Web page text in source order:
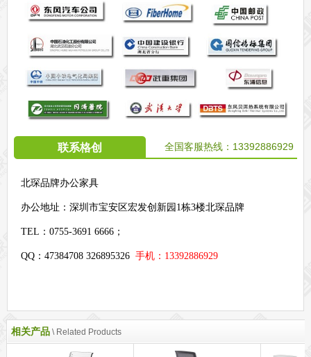
联系格创 全国客服热线： 13392886929
北琛品牌办公家具
办公地址： 深圳市宝安区宏发创新园1栋3楼北琛品牌
TEL：0755-3691 6666；
QQ：47384708 326895326 手机：13392886929
相关产品 \ Related Products